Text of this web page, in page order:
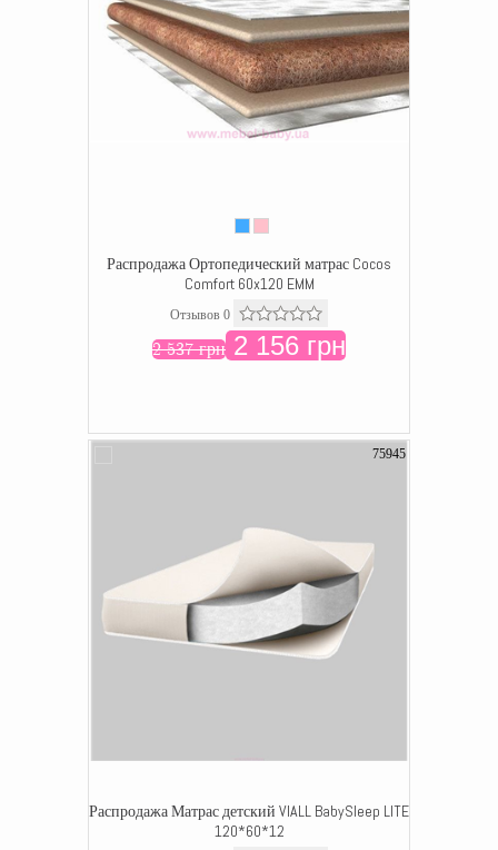
Распродажа Ортопедический матрас Cocos
Comfort 60x120 EMM
Отзывов 0
2 537 грн 2 156 грн
75945
Распродажа Матрас детский VIALL BabySleep LITE
120*60*12